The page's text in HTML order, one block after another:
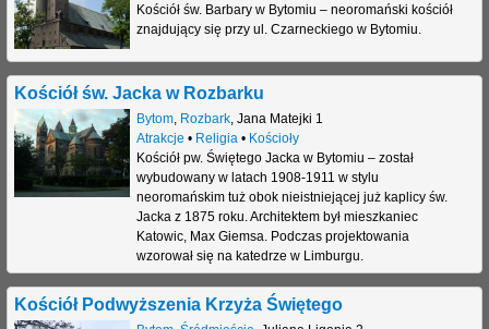
Kościół św. Barbary w Bytomiu – neoromański kościół
znajdujący się przy ul. Czarneckiego w Bytomiu.
Kościół św. Jacka w Rozbarku
Bytom, Rozbark, Jana Matejki 1
Atrakcje • Religia• Kościoły
Kościół pw. Świętego Jacka w Bytomiu – został
wybudowany w latach 1908-1911 w stylu
neoromańskim tuż obok nieistniejącej już kaplicy św.
Jacka z 1875 roku. Architektem był mieszkaniec
Katowic, Max Giemsa. Podczas projektowania
wzorował się na katedrze w Limburgu.
Kościół Podwyższenia Krzyża Świętego